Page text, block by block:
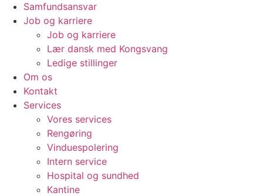
Samfundsansvar
Job og karriere
Job og karriere
Lær dansk med Kongsvang
Ledige stillinger
Om os
Kontakt
Services
Vores services
Rengøring
Vinduespolering
Intern service
Hospital og sundhed
Kantine